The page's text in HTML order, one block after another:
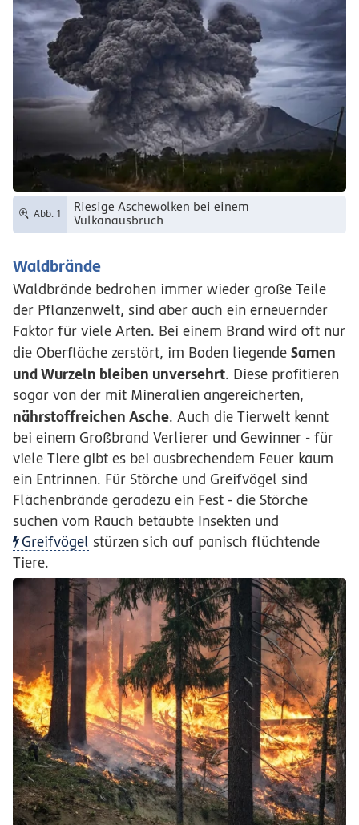
Abb. 1
Riesige Aschewolken bei einem
Vulkanausbruch
Waldbrände
Waldbrände bedrohen immer wieder große Teile
der Pflanzenwelt, sind aber auch ein erneuernder
Faktor für viele Arten. Bei einem Brand wird oft nur
die Oberfläche zerstört, im Boden liegende Samen
und Wurzeln bleiben unversehrt. Diese profitieren
sogar von der mit Mineralien angereicherten,
nährstoffreichen Asche. Auch die Tierwelt kennt
bei einem Großbrand Verlierer und Gewinner - für
viele Tiere gibt es bei ausbrechendem Feuer kaum
ein Entrinnen. Für Störche und Greifvögel sind
Flächenbrände geradezu ein Fest - die Störche
suchen vom Rauch betäubte Insekten und
Greifvögel stürzen sich auf panisch flüchtende
Tiere.